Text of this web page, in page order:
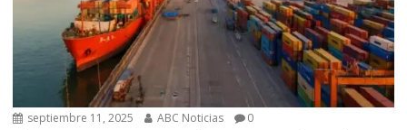
septiembre 11, 2025 ABC Noticias 0